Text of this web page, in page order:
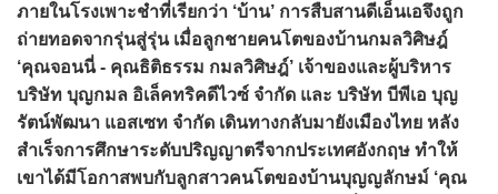
ภายในโรงเพาะชำที่เรียกว่า ‘บ้าน’ การสืบสานดีเอ็นเอจึงถูก
ถ่ายทอดจากรุ่นสู่รุ่น เมื่อลูกชายคนโตของบ้านกมลวิศิษฎ์
‘คุณจอนนี่ - คุณธิติธรรม กมลวิศิษฎ์’ เจ้าของและผู้บริหาร
บริษัท บุญกมล อิเล็คทริคดีไวซ์ จำกัด และ บริษัท บีพีเอ บุญ
รัตน์พัฒนา แอสเซท จำกัด เดินทางกลับมายังเมืองไทย หลัง
สำเร็จการศึกษาระดับปริญญาตรีจากประเทศอังกฤษ ทำให้
เขาได้มีโอกาสพบกับลูกสาวคนโตของบ้านบุญญลักษม์ ‘คุณ